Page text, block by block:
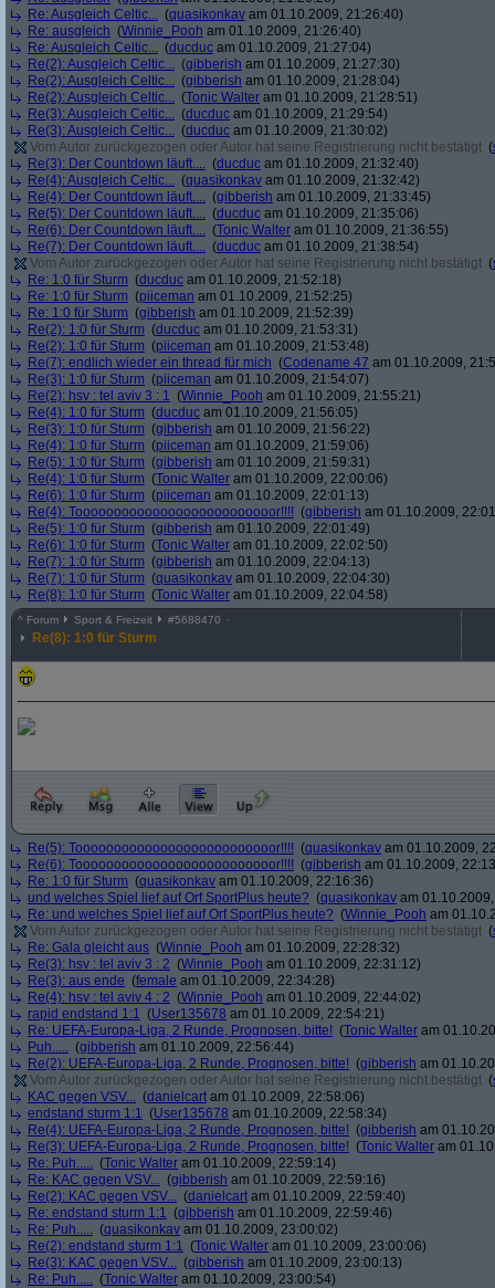
Re: Ausgleich Celtic... (quasikonkav am 01.10.2009, 21:26:40)
Re: ausgleich (Winnie_Pooh am 01.10.2009, 21:26:40)
Re: Ausgleich Celtic... (ducduc am 01.10.2009, 21:27:04)
Re(2): Ausgleich Celtic... (gibberish am 01.10.2009, 21:27:30)
Re(2): Ausgleich Celtic... (gibberish am 01.10.2009, 21:28:04)
Re(2): Ausgleich Celtic... (Tonic Walter am 01.10.2009, 21:28:51)
Re(3): Ausgleich Celtic... (ducduc am 01.10.2009, 21:29:54)
Re(3): Ausgleich Celtic... (ducduc am 01.10.2009, 21:30:02)
Vom Autor zurückgezogen oder Autor hat seine Registrierung nicht bestätigt (
Re(3): Der Countdown läuft.... (ducduc am 01.10.2009, 21:32:40)
Re(4): Ausgleich Celtic... (quasikonkav am 01.10.2009, 21:32:42)
Re(4): Der Countdown läuft.... (gibberish am 01.10.2009, 21:33:45)
Re(5): Der Countdown läuft.... (ducduc am 01.10.2009, 21:35:06)
Re(6): Der Countdown läuft.... (Tonic Walter am 01.10.2009, 21:36:55)
Re(7): Der Countdown läuft.... (ducduc am 01.10.2009, 21:38:54)
Vom Autor zurückgezogen oder Autor hat seine Registrierung nicht bestätigt (
Re: 1:0 für Sturm (ducduc am 01.10.2009, 21:52:18)
Re: 1:0 für Sturm (piiceman am 01.10.2009, 21:52:25)
Re: 1:0 für Sturm (gibberish am 01.10.2009, 21:52:39)
Re(2): 1:0 für Sturm (ducduc am 01.10.2009, 21:53:31)
Re(2): 1:0 für Sturm (piiceman am 01.10.2009, 21:53:48)
Re(7): endlich wieder ein thread für mich (Codename 47 am 01.10.2009,
Re(3): 1:0 für Sturm (piiceman am 01.10.2009, 21:54:07)
Re(2): hsv : tel aviv 3 : 1 (Winnie_Pooh am 01.10.2009, 21:55:21)
Re(4): 1:0 für Sturm (ducduc am 01.10.2009, 21:56:05)
Re(3): 1:0 für Sturm (gibberish am 01.10.2009, 21:56:22)
Re(4): 1:0 für Sturm (piiceman am 01.10.2009, 21:59:06)
Re(5): 1:0 für Sturm (gibberish am 01.10.2009, 21:59:31)
Re(4): 1:0 für Sturm (Tonic Walter am 01.10.2009, 22:00:06)
Re(6): 1:0 für Sturm (piiceman am 01.10.2009, 22:01:13)
Re(4): Toooooooooooooooooooooooooor!!!! (gibberish am 01.10.2009,
Re(5): 1:0 für Sturm (gibberish am 01.10.2009, 22:01:49)
Re(6): 1:0 für Sturm (Tonic Walter am 01.10.2009, 22:02:50)
Re(7): 1:0 für Sturm (gibberish am 01.10.2009, 22:04:13)
Re(7): 1:0 für Sturm (quasikonkav am 01.10.2009, 22:04:30)
Re(8): 1:0 für Sturm (Tonic Walter am 01.10.2009, 22:04:58)
^ Forum Sport & Freizeit #5688470
Re(8): 1:0 für Sturm
Re(5): Toooooooooooooooooooooooooor!!!! (quasikonkav am 01.10.2009,
Re(6): Toooooooooooooooooooooooooor!!!! (gibberish am 01.10.2009,
Re: 1:0 für Sturm (quasikonkav am 01.10.2009, 22:16:36)
und welches Spiel lief auf Orf SportPlus heute? (quasikonkav am
Re: und welches Spiel lief auf Orf SportPlus heute? (Winnie_Pooh am
Vom Autor zurückgezogen oder Autor hat seine Registrierung nicht bestätigt (
Re: Gala gleicht aus (Winnie_Pooh am 01.10.2009, 22:28:32)
Re(3): hsv : tel aviv 3 : 2 (Winnie_Pooh am 01.10.2009, 22:31:12)
Re(3): aus ende (female am 01.10.2009, 22:34:28)
Re(4): hsv : tel aviv 4 : 2 (Winnie_Pooh am 01.10.2009, 22:44:02)
rapid endstand 1:1 (User135678 am 01.10.2009, 22:54:21)
Re: UEFA-Europa-Liga, 2 Runde, Prognosen, bitte! (Tonic Walter am
Puh..... (gibberish am 01.10.2009, 22:56:44)
Re(2): UEFA-Europa-Liga, 2 Runde, Prognosen, bitte! (gibberish am
Vom Autor zurückgezogen oder Autor hat seine Registrierung nicht bestätigt (
KAC gegen VSV... (danielcart am 01.10.2009, 22:58:06)
endstand sturm 1:1 (User135678 am 01.10.2009, 22:58:34)
Re(4): UEFA-Europa-Liga, 2 Runde, Prognosen, bitte! (gibberish am
Re(3): UEFA-Europa-Liga, 2 Runde, Prognosen, bitte! (Tonic Walter am
Re: Puh..... (Tonic Walter am 01.10.2009, 22:59:14)
Re: KAC gegen VSV... (gibberish am 01.10.2009, 22:59:16)
Re(2): KAC gegen VSV... (danielcart am 01.10.2009, 22:59:40)
Re: endstand sturm 1:1 (gibberish am 01.10.2009, 22:59:46)
Re: Puh..... (quasikonkav am 01.10.2009, 23:00:02)
Re(2): endstand sturm 1:1 (Tonic Walter am 01.10.2009, 23:00:06)
Re(3): KAC gegen VSV... (gibberish am 01.10.2009, 23:00:13)
Re: Puh..... (Tonic Walter am 01.10.2009, 23:00:54)